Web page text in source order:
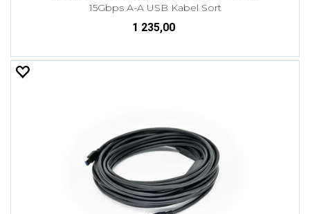
15Gbps A-A USB Kabel Sort
1 235,00